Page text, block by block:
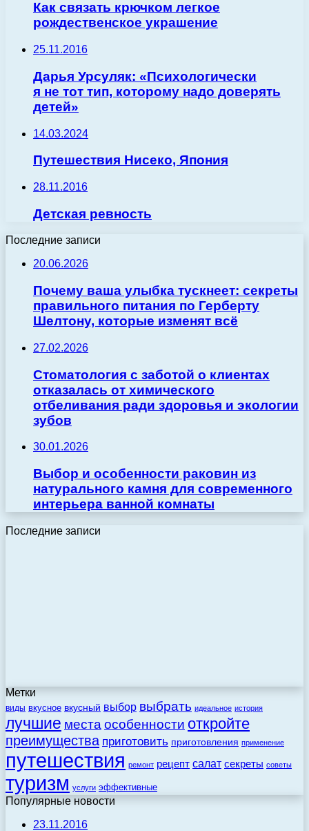
Как связать крючком легкое
рождественское украшение
25.11.2016
Дарья Урсуляк: «Психологически
я не тот тип, которому надо доверять
детей»
14.03.2024
Путешествия Нисеко, Япония
28.11.2016
Детская ревность
Последние записи
20.06.2026
Почему ваша улыбка тускнеет: секреты
правильного питания по Герберту
Шелтону, которые изменят всё
27.02.2026
Стоматология с заботой о клиентах
отказалась от химического
отбеливания ради здоровья и экологии
зубов
30.01.2026
Выбор и особенности раковин из
натурального камня для современного
интерьера ванной комнаты
Последние записи
Метки
виды вкусное вкусный выбор выбрать идеальное история
лучшие места особенности откройте
преимущества приготовить приготовления применение
путешествия ремонт рецепт салат секреты советы
туризм услуги эффективные
Популярные новости
23.11.2016